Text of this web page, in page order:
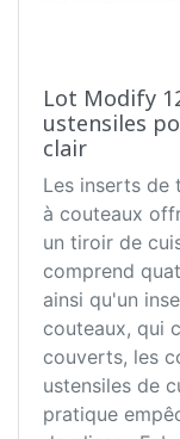
Lot Modify
ustensiles
clair
Les inserts de
à couteaux
un tiroir de
comprend
ainsi qu'un
couteaux, qui
couverts, les
ustensiles de
pratique